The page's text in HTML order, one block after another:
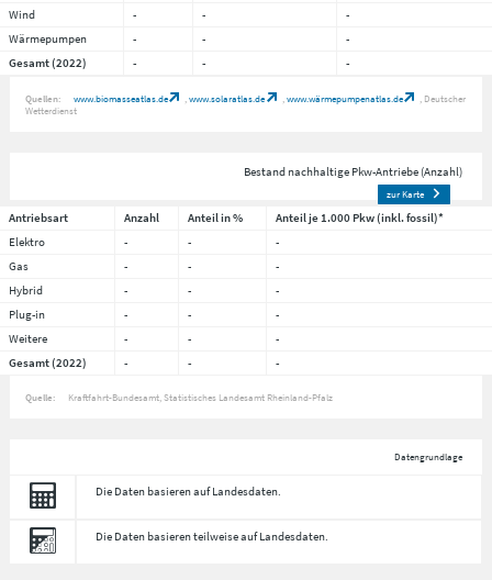
Wind
- -
-
Wärmepumpen
- -
-
Gesamt (2022)
- - -
Quellen: www.biomasseatlas.de www.solaratlas.de www.wärmepumpenatlas.de
Deutscher
Wetterdienst
Bestand nachhaltige Pkw-Antriebe (Anzahl)
zur Karte
Antriebsart Anzahl Anteil in %
Anteil je 1.000 Pkw (inkl. fossil)*
Elektro
- -
-
Gas
- -
-
Hybrid
- -
-
Plug-in
- -
-
Weitere
- -
-
Gesamt (2022)
- - -
Quelle: Kraftfahrt-Bundesamt, Statistisches Landesamt Rheinland-Pfalz
Datengrundlage
Die Daten basieren auf Landesdaten.
Die Daten basieren teilweise auf Landesdaten.